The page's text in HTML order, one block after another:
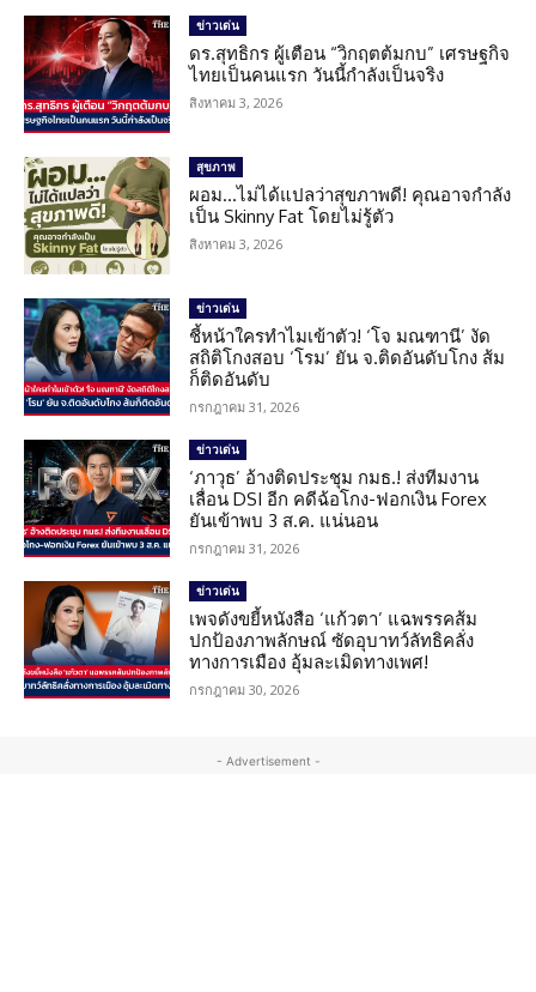
ข่าวเด่น
ดร.สุทธิกร ผู้เตือน “วิกฤตต้มกบ” เศรษฐกิจ
ไทยเป็นคนแรก วันนี้กำลังเป็นจริง
สิงหาคม 3, 2026
สุขภาพ
ผอม…ไม่ได้แปลว่าสุขภาพดี! คุณอาจกำลัง
เป็น Skinny Fat โดยไม่รู้ตัว
สิงหาคม 3, 2026
ข่าวเด่น
ชี้หน้าใครทำไมเข้าตัว! ‘โจ มณฑานี’ งัด
สถิติโกงสอบ ‘โรม’ ยัน จ.ติดอันดับโกง ส้ม
ก็ติดอันดับ
กรกฎาคม 31, 2026
ข่าวเด่น
‘ภาวุธ’ อ้างติดประชุม กมธ.! ส่งทีมงาน
เลื่อน DSI อีก คดีฉ้อโกง-ฟอกเงิน Forex
ยันเข้าพบ 3 ส.ค. แน่นอน
กรกฎาคม 31, 2026
ข่าวเด่น
เพจดังขยี้หนังสือ ‘แก้วตา’ แฉพรรคส้ม
ปกป้องภาพลักษณ์ ซัดอุบาทว์ลัทธิคลั่ง
ทางการเมือง อุ้มละเมิดทางเพศ!
กรกฎาคม 30, 2026
- Advertisement -